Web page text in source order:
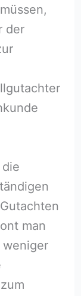
der
man
weniger